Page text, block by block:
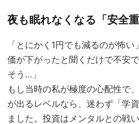
夜も眠れなくなる「安全重
「とにかく1円でも減るのが怖
価が下がったと聞くだけで不安
そう…」
もし当時の私が極度の心配性で
が出るレベルなら、迷わず「学
ました。投資はメンタルとの戦